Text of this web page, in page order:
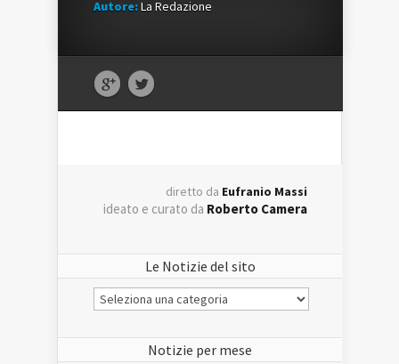
Autore:La Redazione
diretto da Eufranio Massi
ideato e curato da Roberto Camera
Le Notizie del sito
Le
Notizie
Notizie per mese